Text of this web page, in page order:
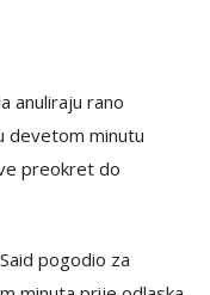
anuliraju rano
devetom minutu
preokret do
pogodio za